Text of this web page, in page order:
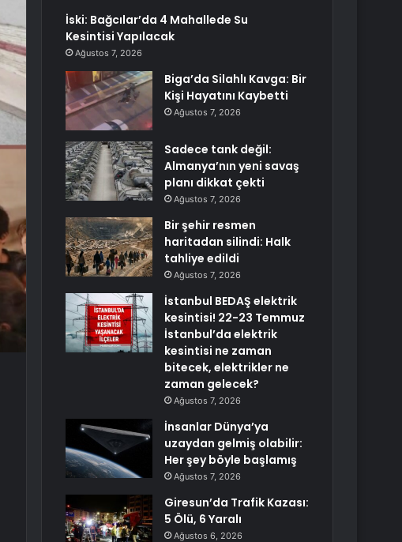
İski: Bağcılar’da 4 Mahallede Su
Kesintisi Yapılacak
Ağustos 7, 2026
Biga’da Silahlı Kavga: Bir
Kişi Hayatını Kaybetti
Ağustos 7, 2026
Sadece tank değil:
Almanya’nın yeni savaş
planı dikkat çekti
Ağustos 7, 2026
Bir şehir resmen
haritadan silindi: Halk
tahliye edildi
Ağustos 7, 2026
İstanbul BEDAŞ elektrik
kesintisi! 22-23 Temmuz
İstanbul’da elektrik
kesintisi ne zaman
bitecek, elektrikler ne
zaman gelecek?
Ağustos 7, 2026
İnsanlar Dünya’ya
uzaydan gelmiş olabilir:
Her şey böyle başlamış
Ağustos 7, 2026
Giresun’da Trafik Kazası:
5 Ölü, 6 Yaralı
Ağustos 6, 2026